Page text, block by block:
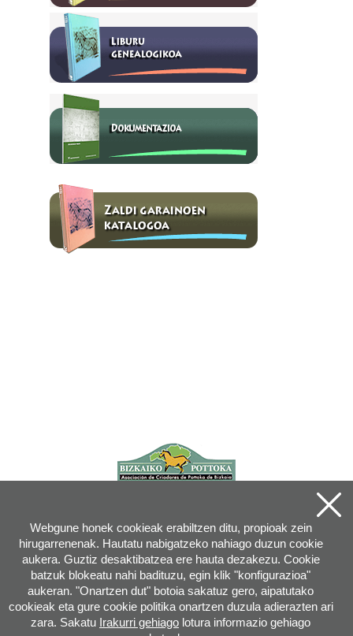
Webgune honek cookieak erabiltzen ditu, propioak zein
hirugarrenenak. Hautatu nabigatzeko nahiago duzun cookie
aukera. Guztiz desaktibatzea ere hauta dezakezu. Cookie
batzuk blokeatu nahi badituzu, egin klik "konfigurazioa"
aukeran. "Onartzen dut" botoia sakatuz gero, aipatutako
cookieak eta gure cookie politika onartzen duzula adierazten ari
zara. Sakatu Irakurri gehiago lotura informazio gehiago